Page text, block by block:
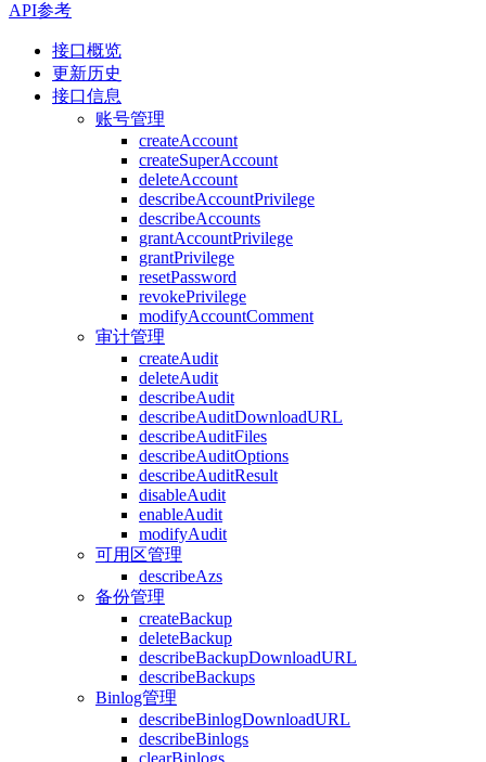
API参考
接口概览
更新历史
接口信息
账号管理
createAccount
createSuperAccount
deleteAccount
describeAccountPrivilege
describeAccounts
grantAccountPrivilege
grantPrivilege
resetPassword
revokePrivilege
modifyAccountComment
审计管理
createAudit
deleteAudit
describeAudit
describeAuditDownloadURL
describeAuditFiles
describeAuditOptions
describeAuditResult
disableAudit
enableAudit
modifyAudit
可用区管理
describeAzs
备份管理
createBackup
deleteBackup
describeBackupDownloadURL
describeBackups
Binlog管理
describeBinlogDownloadURL
describeBinlogs